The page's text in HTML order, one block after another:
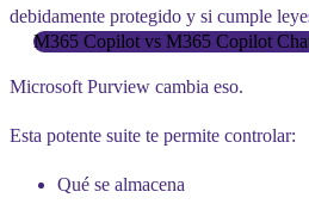
debidamente protegido y si cumple
M365 Copilot vs M365 Copilot
Microsoft Purview cambia eso.
Esta potente suite te permite controlar:
Qué se almacena